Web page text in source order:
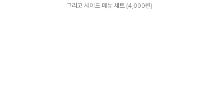
그리고 사이드 메뉴 세트 (4,000원)